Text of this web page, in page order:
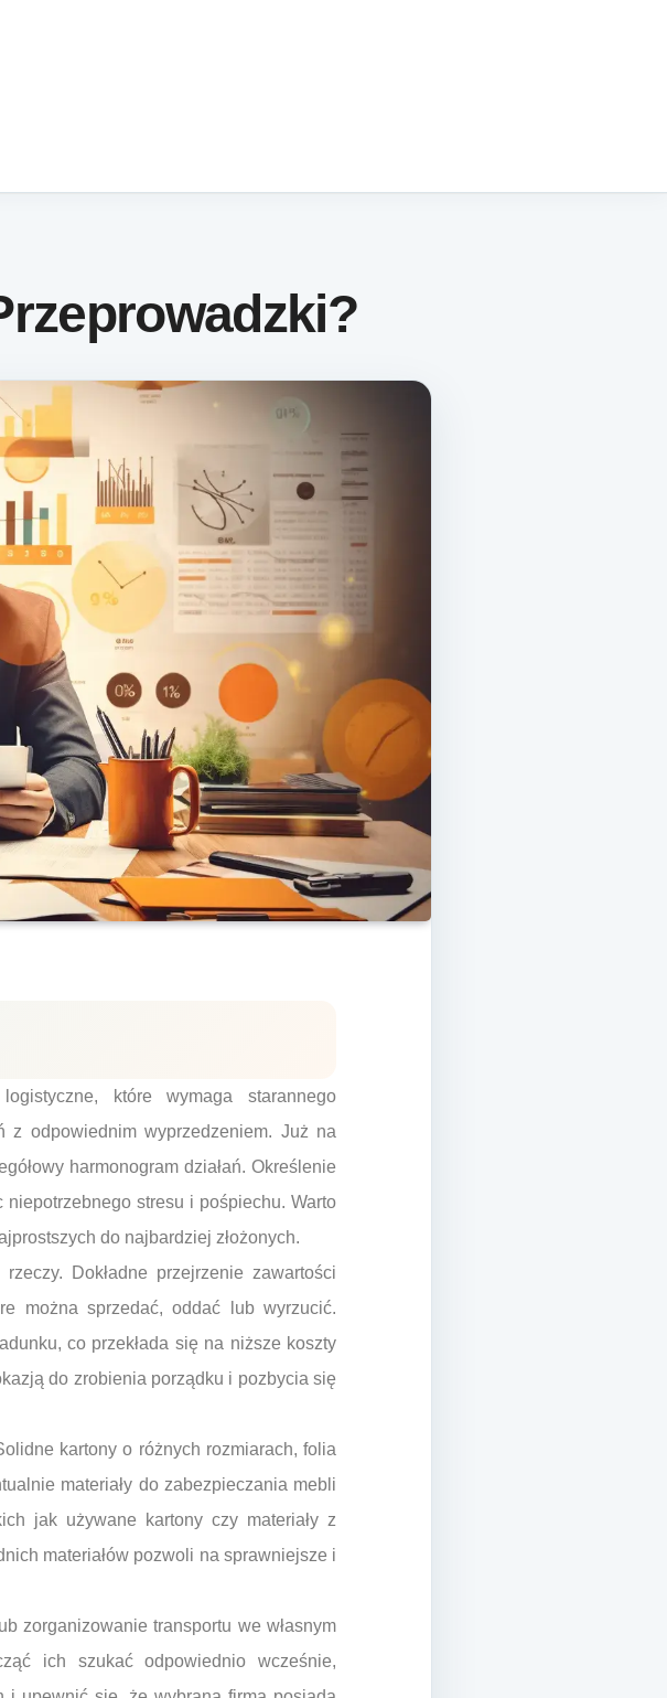
które wymaga starannego
z odpowiednim wyprzedzeniem. Już na
harmonogram działań. Określenie
stresu i pośpiechu. Warto
do najbardziej złożonych.
Dokładne przejrzenie zawartości
można sprzedać, oddać lub wyrzucić.
co przekłada się na niższe koszty
do zrobienia porządku i pozbycia się
kartony o różnych rozmiarach, folia
materiały do zabezpieczania mebli
jak używane kartony czy materiały z
materiałów pozwoli na sprawniejsze i
zorganizowanie transportu we własnym
ich szukać odpowiednio wcześnie,